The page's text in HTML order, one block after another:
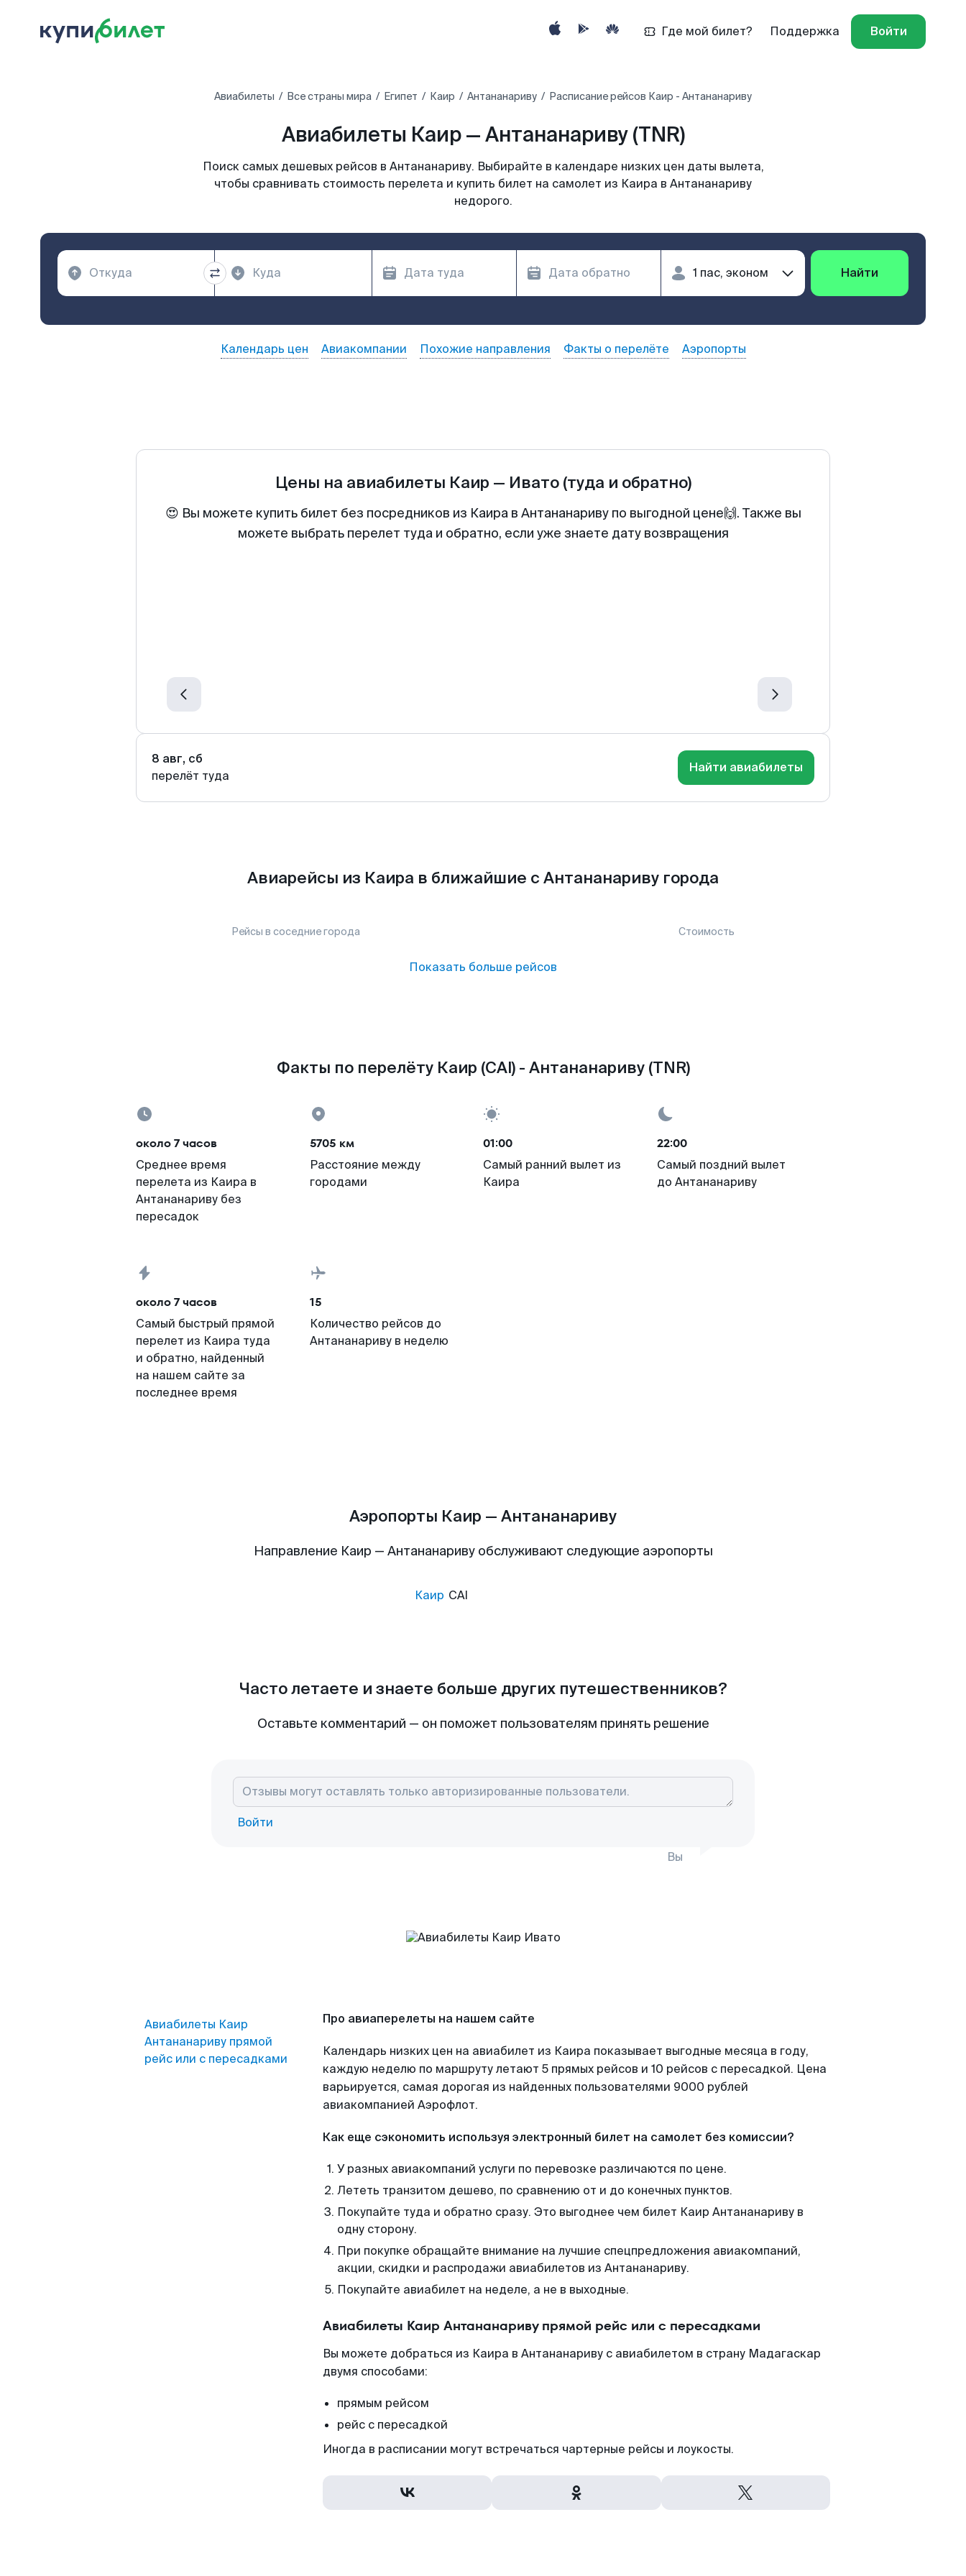
Где мой билет? Поддержка Войти
Авиабилеты Все страны мира Египет‎ Каир Антананариву Расписание рейсов Каир - Антананариву
Авиабилеты Каир — Антананариву (TNR)
Поиск самых дешевых рейсов в Антананариву. Выбирайте в календаре низких цен даты вылета,
чтобы сравнивать стоимость перелета и купить билет на самолет из Каира в Антананариву
недорого.
Найти
Календарь цен Авиакомпании Похожие направления Факты о перелёте Аэропорты
Цены на авиабилеты Каир — Ивато (туда и обратно)
😍 Вы можете купить билет без посредников из Каира в Антананариву по выгодной цене🙌. Также вы
можете выбрать перелет туда и обратно, если уже знаете дату возвращения
8 авг, сб
перелёт туда
Найти авиабилеты
Авиарейсы из Каира в ближайшие с Антананариву города
Рейсы в соседние города Стоимость
Показать больше рейсов
Факты по перелёту Каир (CAI) - Антананариву (TNR)
около 7 часов
Среднее время
перелета из Каира в
Антананариву без
пересадок
5705 км
Расстояние между
городами
01:00
Самый ранний вылет из
Каира
22:00
Самый поздний вылет
до Антананариву
около 7 часов
Самый быстрый прямой
перелет из Каира туда
и обратно, найденный
на нашем сайте за
последнее время
15
Количество рейсов до
Антананариву в неделю
Аэропорты Каир — Антананариву
Направление Каир — Антананариву обслуживают следующие аэропорты
Каир CAI
Часто летаете и знаете больше других путешественников?
Оставьте комментарий — он поможет пользователям принять решение
Войти
Вы
Авиабилеты Каир
Антананариву прямой
рейс или с пересадками
Про авиаперелеты на нашем сайте
Календарь низких цен на авиабилет из Каира показывает выгодные месяца в году,
каждую неделю по маршруту летают 5 прямых рейсов и 10 рейсов с пересадкой. Цена
варьируется, самая дорогая из найденных пользователями 9000 рублей
авиакомпанией Аэрофлот.
Как еще сэкономить используя электронный билет на самолет без комиссии?
У разных авиакомпаний услуги по перевозке различаются по цене.
Лететь транзитом дешево, по сравнению от и до конечных пунктов.
Покупайте туда и обратно сразу. Это выгоднее чем билет Каир Антананариву в
одну сторону.
При покупке обращайте внимание на лучшие спецпредложения авиакомпаний,
акции, скидки и распродажи авиабилетов из Антананариву.
Покупайте авиабилет на неделе, а не в выходные.
Авиабилеты Каир Антананариву прямой рейс или с пересадками
Вы можете добраться из Каира в Антананариву с авиабилетом в страну Мадагаскар
двумя способами:
прямым рейсом
рейс с пересадкой
Иногда в расписании могут встречаться чартерные рейсы и лоукосты.